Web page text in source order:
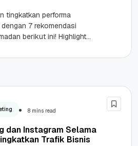
tingkatkan performa
7 rekomendasi
berikut ini! Highlights
8 mins read
dan Instagram Selama
Trafik Bisnis